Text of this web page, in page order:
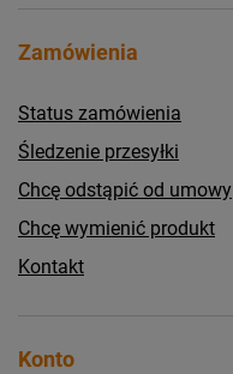
Zamówienia
Status zamówienia
Śledzenie przesyłki
Chcę odstąpić od umowy
Chcę wymienić produkt
Kontakt
Konto